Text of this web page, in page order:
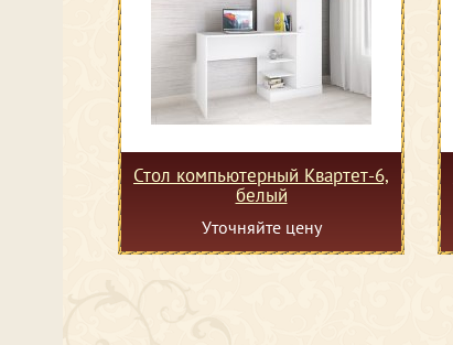
Стол компьютерный Квартет-6,
белый
Уточняйте цену